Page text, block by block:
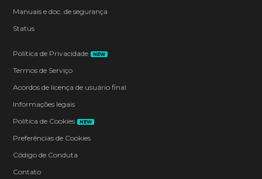
Manuais e doc. de segurança
Status
Política de Privacidade NEW
Termos de Serviço
Acordos de licença de usuário final
Informações legais
Política de Cookies
NEW
Preferências de Cookies
Código de Conduta
Contato